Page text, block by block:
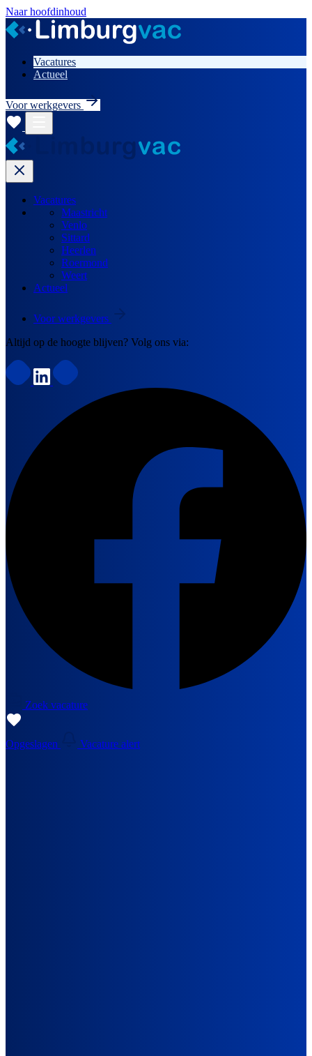
Naar hoofdinhoud
Vacatures
Actueel
Voor werkgevers
Vacatures
Maastricht
Venlo
Sittard
Heerlen
Roermond
Weert
Actueel
Voor werkgevers
Altijd op de hoogte blijven? Volg ons via:
Zoek vacature
Opgeslagen Vacature alert